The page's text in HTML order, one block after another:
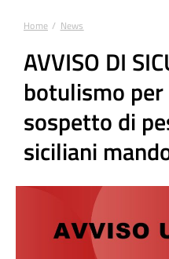
Tu sei qui:
Home News
AVVISO DI
botulismo
sospetto di
siciliani